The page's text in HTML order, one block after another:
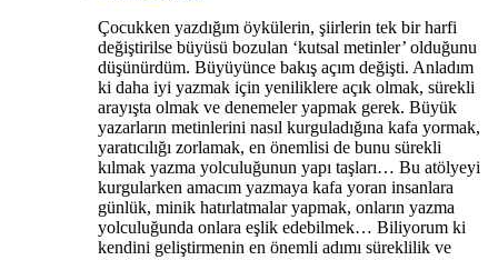
Çocukken yazdığım öykülerin, şiirlerin tek bir harfi
değiştirilse büyüsü bozulan ‘kutsal metinler’ olduğunu
düşünürdüm. Büyüyünce bakış açım değişti. Anladım
ki daha iyi yazmak için yeniliklere açık olmak, sürekli
arayışta olmak ve denemeler yapmak gerek. Büyük
yazarların metinlerini nasıl kurguladığına kafa yormak,
yaratıcılığı zorlamak, en önemlisi de bunu sürekli
kılmak yazma yolculuğunun yapı taşları… Bu atölyeyi
kurgularken amacım yazmaya kafa yoran insanlara
günlük, minik hatırlatmalar yapmak, onların yazma
yolculuğunda onlara eşlik edebilmek… Biliyorum ki
kendini geliştirmenin en önemli adımı süreklilik ve